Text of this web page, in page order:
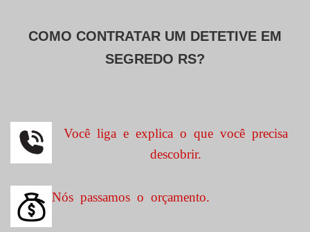
COMO CONTRATAR UM DETETIVE EM
SEGREDO RS?
Você liga e explica o que você precisa
descobrir.
Nós passamos o orçamento.